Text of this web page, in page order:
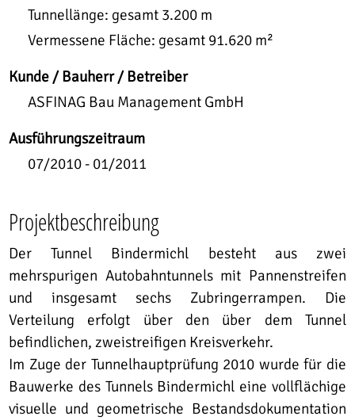
Tunnellänge: gesamt 3.200 m
Vermessene Fläche: gesamt 91.620 m²
Kunde / Bauherr / Betreiber
ASFINAG Bau Management GmbH
Ausführungszeitraum
07/2010 - 01/2011
Projektbeschreibung
Der Tunnel Bindermichl besteht aus zwei
mehrspurigen Autobahntunnels mit Pannenstreifen
und insgesamt sechs Zubringerrampen. Die
Verteilung erfolgt über den über dem Tunnel
befindlichen, zweistreifigen Kreisverkehr.
Im Zuge der Tunnelhauptprüfung 2010 wurde für die
Bauwerke des Tunnels Bindermichl eine vollflächige
visuelle und geometrische Bestandsdokumentation